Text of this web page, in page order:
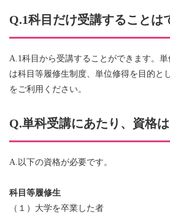
Q.1科目だけ受講することは
A.1科目から受講することができます。
は科目等履修生制度、単位修得を目的と
をご利用ください。
Q.単科受講にあたり、資格
A.以下の資格が必要です。
科目等履修生
（１）大学を卒業した者